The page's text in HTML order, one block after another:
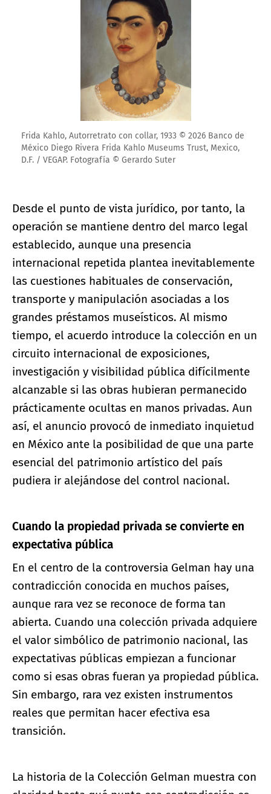
Frida Kahlo, Autorretrato con collar, 1933 © 2026 Banco de
México Diego Rivera Frida Kahlo Museums Trust, Mexico,
D.F. / VEGAP. Fotografía © Gerardo Suter
Desde el punto de vista jurídico, por tanto, la
operación se mantiene dentro del marco legal
establecido, aunque una presencia
internacional repetida plantea inevitablemente
las cuestiones habituales de conservación,
transporte y manipulación asociadas a los
grandes préstamos museísticos. Al mismo
tiempo, el acuerdo introduce la colección en un
circuito internacional de exposiciones,
investigación y visibilidad pública difícilmente
alcanzable si las obras hubieran permanecido
prácticamente ocultas en manos privadas. Aun
así, el anuncio provocó de inmediato inquietud
en México ante la posibilidad de que una parte
esencial del patrimonio artístico del país
pudiera ir alejándose del control nacional.
Cuando la propiedad privada se convierte en
expectativa pública
En el centro de la controversia Gelman hay una
contradicción conocida en muchos países,
aunque rara vez se reconoce de forma tan
abierta. Cuando una colección privada adquiere
el valor simbólico de patrimonio nacional, las
expectativas públicas empiezan a funcionar
como si esas obras fueran ya propiedad pública.
Sin embargo, rara vez existen instrumentos
reales que permitan hacer efectiva esa
transición.
La historia de la Colección Gelman muestra con